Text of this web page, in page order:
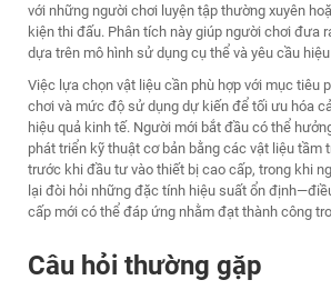
với những người chơi luyện tập thường xuyên
kiện thi đấu. Phân tích này giúp người chơi đưa
dựa trên mô hình sử dụng cụ thể và yêu cầu
Việc lựa chọn vật liệu cần phù hợp với mục tiêu
chơi và mức độ sử dụng dự kiến để tối ưu hóa
hiệu quả kinh tế. Người mới bắt đầu có thể
phát triển kỹ thuật cơ bản bằng các vật liệu tầm
trước khi đầu tư vào thiết bị cao cấp, trong khi
lại đòi hỏi những đặc tính hiệu suất ổn
cấp mới có thể đáp ứng nhằm đạt thành công
Câu hỏi thường gặp